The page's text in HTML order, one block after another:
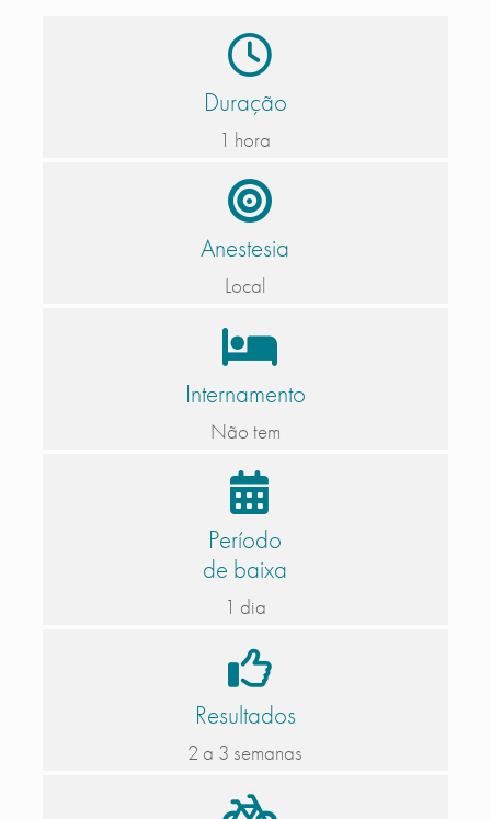
Duração
1 hora
Anestesia
Local
Internamento
Não tem
Período
de baixa
1 dia
Resultados
2 a 3 semanas